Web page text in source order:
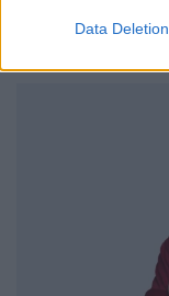
Data Deletion